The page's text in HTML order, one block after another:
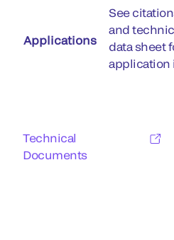
Applications
See
and
data sheet
application
Technical
Documents